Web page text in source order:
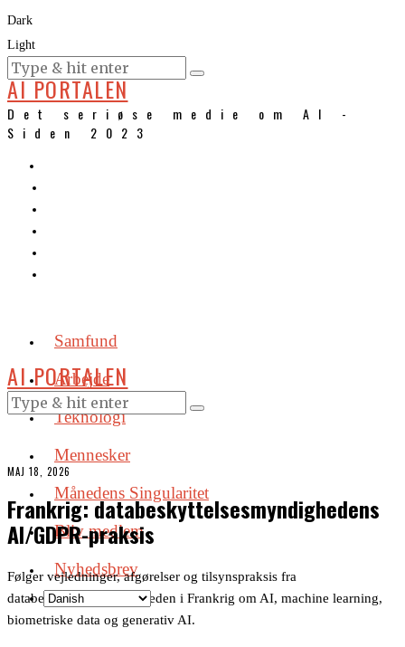
Dark
Light
KURSER
AI PORTALEN
Det seriøse medie om AI -
Siden 2023
Samfund
Arbejde
Teknologi
Mennesker
Månedens Singularitet
Bliv medlem
Nyhedsbrev
AI PORTALEN
MAJ 18, 2026
Frankrig: databeskyttelsesmyndighedens
AI/GDPR-praksis
Følger vejledninger, afgørelser og tilsynspraksis fra
databeskyttelsesmyndigheden i Frankrig om AI, machine learning,
biometriske data og generativ AI.